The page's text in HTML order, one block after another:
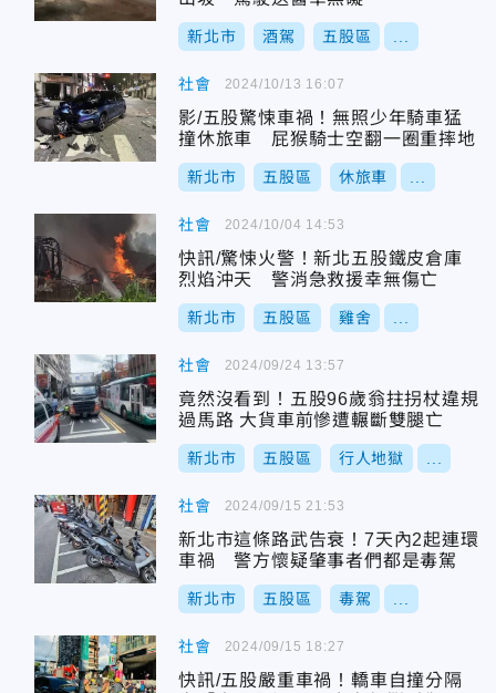
新北市 酒駕 五股區
社會
影/五股驚悚車禍！無照少年騎車猛
撞休旅車 屁猴騎士空翻一圈重摔地
新北市 五股區 休旅車
2024/10/13 16:07
社會
快訊/驚悚火警！新北五股鐵皮倉庫
烈焰沖天 警消急救援幸無傷亡
新北市 五股區 雞舍
2024/10/04 14:53
社會
竟然沒看到！五股96歲翁拄拐杖違規
過馬路 大貨車前慘遭輾斷雙腿亡
新北市 五股區 行人地獄
2024/09/24 13:57
社會
新北市這條路武告衰！7天內2起連環
車禍 警方懷疑肇事者們都是毒駕
新北市 五股區 毒駕
2024/09/15 21:53
社會
快訊/五股嚴重車禍！轎車自撞分隔
2024/09/15 18:27